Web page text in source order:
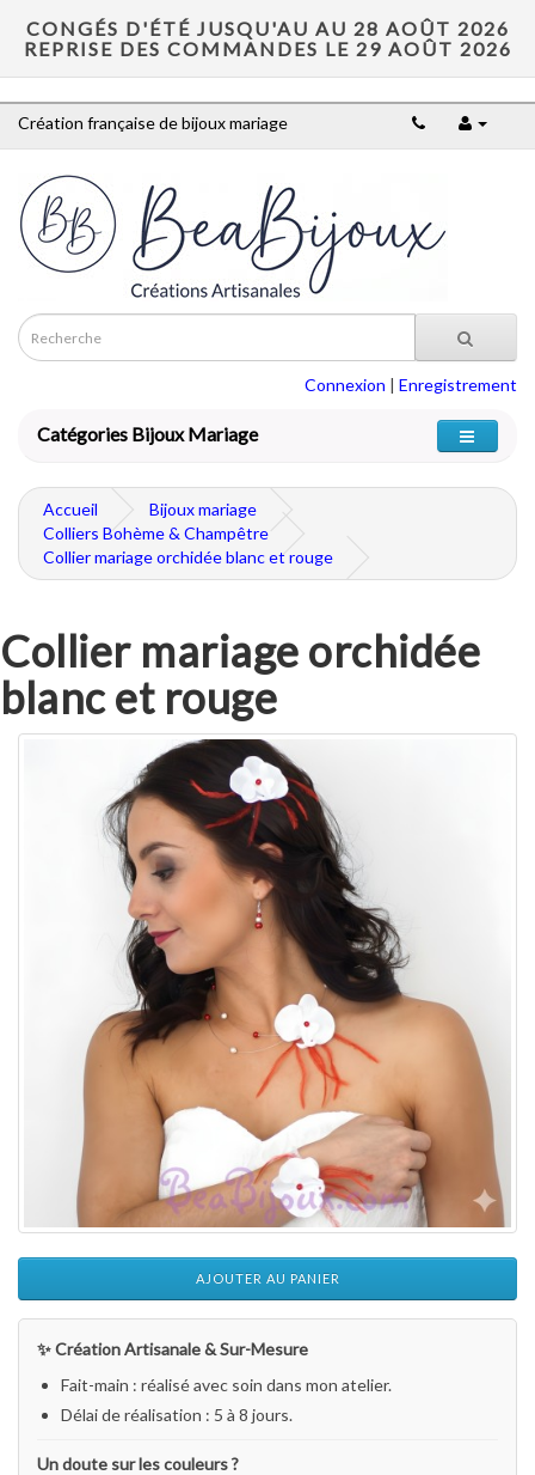
CONGÉS D'ÉTÉ JUSQU'AU AU 28 AOÛT 2026
REPRISE DES COMMANDES LE 29 AOÛT 2026
Création française de bijoux mariage
Connexion | Enregistrement
Catégories Bijoux Mariage
Accueil
Bijoux mariage
Colliers Bohème & Champêtre
Collier mariage orchidée blanc et rouge
Collier mariage orchidée
blanc et rouge
AJOUTER AU PANIER
✨ Création Artisanale & Sur-Mesure
Fait-main : réalisé avec soin dans mon atelier.
Délai de réalisation : 5 à 8 jours.
Un doute sur les couleurs ?